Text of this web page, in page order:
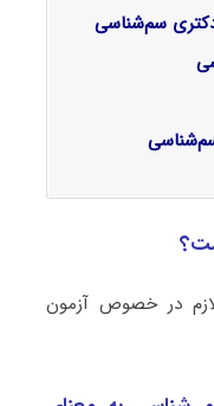
سم‌شناسی
سم‌شناسی
در خصوص آزمون